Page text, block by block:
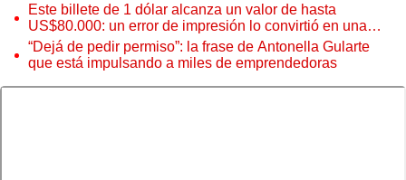
Este billete de 1 dólar alcanza un valor de hasta
US$80.000: un error de impresión lo convirtió en una
pieza única que hoy buscan coleccionistas de todo el
mundo
“Dejá de pedir permiso”: la frase de Antonella Gularte
que está impulsando a miles de emprendedoras